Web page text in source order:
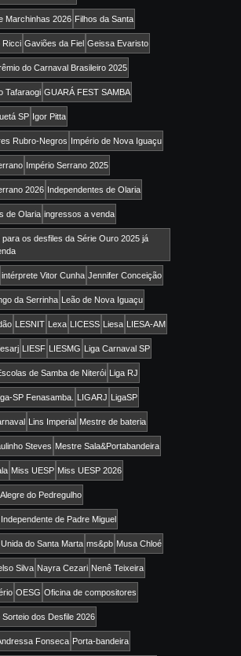
Marchinhas 2026 Filhos da Santa
Ricci Gaviões da Fiel Geissa Evaristo
do Carnaval Brasileiro 2025
Tafaraogi GUARÁ FEST SAMBA
SP Igor Pitta
Rubro-Negros Império de Nova Iguaçu
Império Serrano 2025
2026 Independentes de Olaria
de Olaria ingressos a venda
os desfiles da Série Ouro 2025 já
intérprete Vitor Cunha Jennifer Conceição
da Serrinha Leão de Nova Iguaçu
LESNIT Lexa LICESS Liesa LIESA-AM
LIESF LIESMG Liga Carnaval SP
de Samba de Niterói Liga RJ
SP Fenasamba. LIGARJ LigaSP
Lins Imperial Mestre de bateria
Steves Mestre Sala&Portabandeira
Miss UESP Miss UESP 2026
do Pedregulho
de Padre Miguel
do Santa Marta ms&pb Musa Chloé
Silva Nayra Cezari Nenê Teixeira
OESG Oficina de compositores
dos Desfile 2026
Fonseca Porta-bandeira